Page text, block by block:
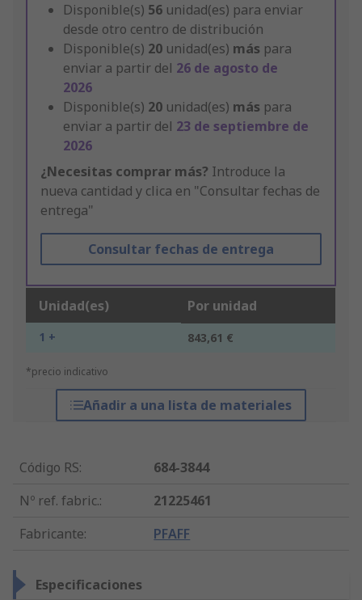
Disponible(s) 56 unidad(es) para enviar
desde otro centro de distribución
Disponible(s) 20 unidad(es) más para
enviar a partir del 26 de agosto de
2026
Disponible(s) 20 unidad(es) más para
enviar a partir del 23 de septiembre de
2026
¿Necesitas comprar más? Introduce la
nueva cantidad y clica en "Consultar fechas de
entrega"
Consultar fechas de entrega
Unidad(es) Por unidad
1 + 843,61 €
*precio indicativo
Añadir a una lista de materiales
Código RS:
684-3844
Nº ref. fabric.:
21225461
Fabricante: PFAFF
Especificaciones